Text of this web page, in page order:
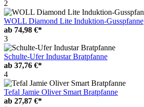
2
WOLL Diamond Lite Induktion-Gusspfanne
ab 74,98 €*
3
Schulte-Ufer Industar Bratpfanne
ab 37,76 €*
4
Tefal Jamie Oliver Smart Bratpfanne
ab 27,87 €*